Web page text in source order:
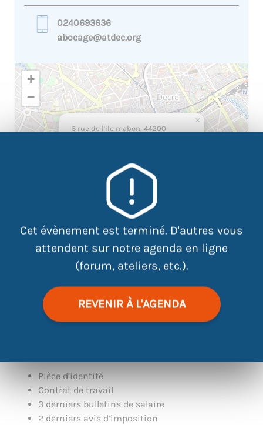
Cet évènement est terminé. D'autres vous
attendent sur notre agenda en ligne
(forum, ateliers, etc.).
REVENIR À L'AGENDA
0240693636
abocage@atdec.org
5 rue de l'ile mabon, 44200
×
+
−
contributors
Pièce d’identité
Contrat de travail
3 derniers bulletins de salaire
2 derniers avis d’imposition